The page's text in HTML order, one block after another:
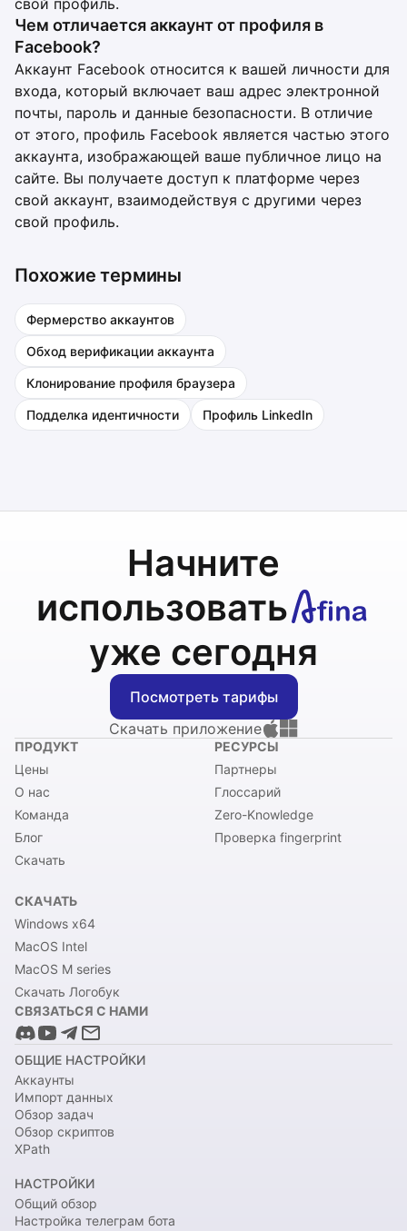
свой профиль.
Чем отличается аккаунт от профиля в
Facebook?
Аккаунт Facebook относится к вашей личности для
входа, который включает ваш адрес электронной
почты, пароль и данные безопасности. В отличие
от этого, профиль Facebook является частью этого
аккаунта, изображающей ваше публичное лицо на
сайте. Вы получаете доступ к платформе через
свой аккаунт, взаимодействуя с другими через
свой профиль.
Похожие термины
Фермерство аккаунтов
Обход верификации аккаунта
Клонирование профиля браузера
Подделка идентичности Профиль LinkedIn
Начните
использовать
уже сегодня
Посмотреть тарифы
Скачать приложение
ПРОДУКТ
Цены
О нас
Команда
Блог
Скачать
РЕСУРСЫ
Партнеры
Глоссарий
Zero-Knowledge
Проверка fingerprint
СКАЧАТЬ
Windows x64
MacOS Intel
MacOS M series
Скачать Логобук
СВЯЗАТЬСЯ С НАМИ
ОБЩИЕ НАСТРОЙКИ
Аккаунты
Импорт данных
Обзор задач
Обзор скриптов
XPath
НАСТРОЙКИ
Общий обзор
Настройка телеграм бота